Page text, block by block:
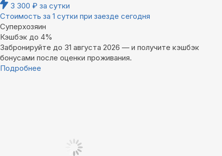
3 300 ₽ за сутки
Стоимость за 1 сутки при заезде сегодня
Суперхозяин
Кэшбэк до 4%
Забронируйте до 31 августа 2026 — и получите кэшбэк
бонусами после оценки проживания.
Подробнее